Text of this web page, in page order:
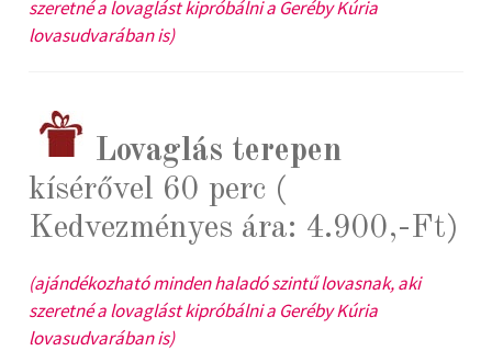
szeretné a lovaglást kipróbálni a Geréby Kúria
lovasudvarában is)
Lovaglás terepen
kísérővel 60 perc (
Kedvezményes ára: 4.900,-Ft)
(ajándékozható minden haladó szintű lovasnak, aki
szeretné a lovaglást kipróbálni a Geréby Kúria
lovasudvarában is)